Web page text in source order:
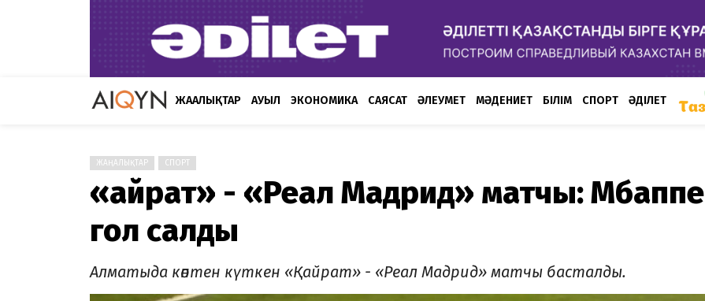
ЖАҢАЛЫҚТАР АУЫЛ ЭКОНОМИКА САЯСАТ ӘЛЕУМЕТ МӘДЕНИЕТ БІЛІМ СПОРТ ӘДІЛЕТ
ЖАҢАЛЫҚТАР СПОРТ
«Қайрат» - «Реал Мадрид» матчы: Мбаппе
гол салды
Алматыда көптен күткен «Қайрат» - «Реал Мадрид» матчы басталды.